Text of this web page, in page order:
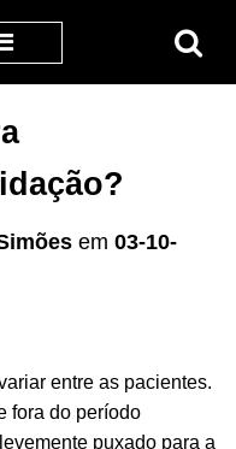
em03-10-
entre as pacientes.
fora do período
puxado para a